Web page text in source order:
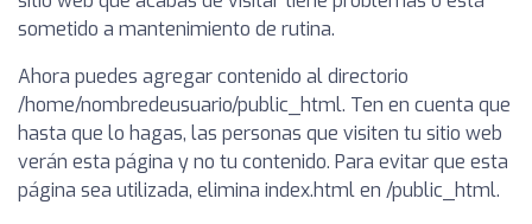
sometido a mantenimiento de rutina.
Ahora puedes agregar contenido al directorio
/home/nombredeusuario/public_html. Ten en cuenta que
hasta que lo hagas, las personas que visiten tu sitio web
verán esta página y no tu contenido. Para evitar que esta
página sea utilizada, elimina index.html en /public_html.